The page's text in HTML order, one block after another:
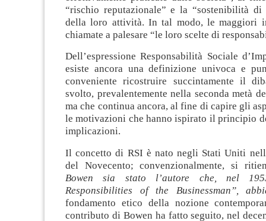
“rischio reputazionale” e la “sostenibilità di
della loro attività. In tal modo, le maggiori
chiamate a palesare “le loro scelte di
Dell’espressione Responsabilità Sociale
esiste ancora una definizione univoca e
conveniente ricostruire succintamente il
svolto, prevalentemente nella seconda metà
ma che continua ancora, al fine di capire gli
le motivazioni che hanno ispirato il principio
implicazioni.
Il concetto di RSI è nato negli Stati Uniti
del Novecento; convenzionalmente, si
Bowen sia stato l’autore che, nel
Responsibilities of the Businessman”,
fondamento etico della nozione
contributo di Bowen ha fatto seguito, nel